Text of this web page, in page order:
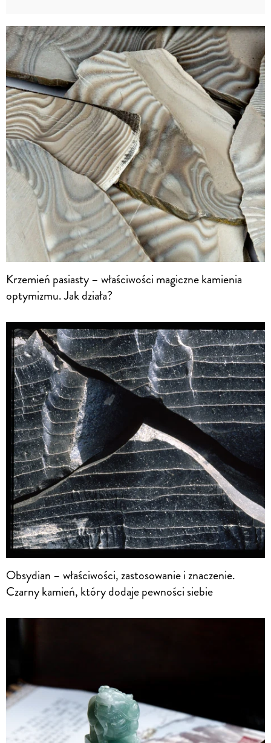
Krzemień pasiasty – właściwości magiczne kamienia
optymizmu. Jak działa?
Obsydian – właściwości, zastosowanie i znaczenie.
Czarny kamień, który dodaje pewności siebie